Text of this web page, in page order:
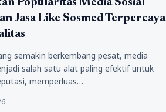
Popularitas Media Sosial
Jasa Like Sosmed Terpercaya
semakin berkembang pesat, media
salah satu alat paling efektif untuk
memperluas…